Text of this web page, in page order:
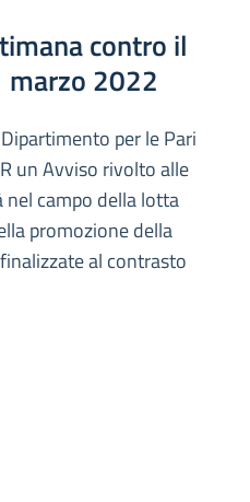
contro il
2022
per le Pari
un Avviso rivolto alle
campo della lotta
promozione della
al contrasto